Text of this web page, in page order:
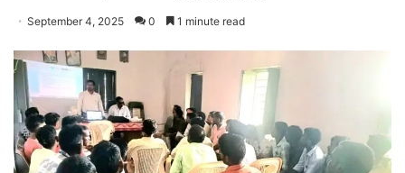
September 4, 2025 0 1 minute read